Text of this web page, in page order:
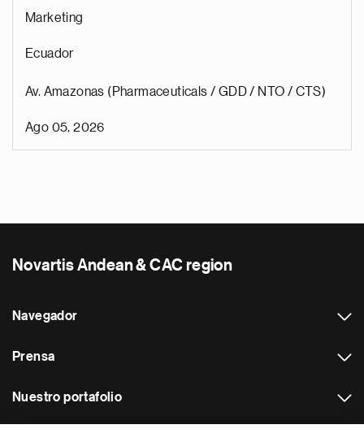
Marketing
Ecuador
Av. Amazonas (Pharmaceuticals / GDD / NTO / CTS)
Ago 05, 2026
Novartis Andean & CAC region
Navegador
Prensa
Nuestro portafolio